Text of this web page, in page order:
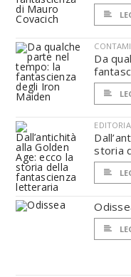
Da
EDITORIA
storia